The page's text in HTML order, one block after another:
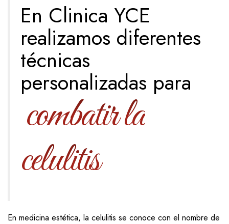
En Clinica YCE
realizamos diferentes
técnicas
personalizadas para
combatir la
celulitis
En medicina estética, la celulitis se conoce con el nombre de